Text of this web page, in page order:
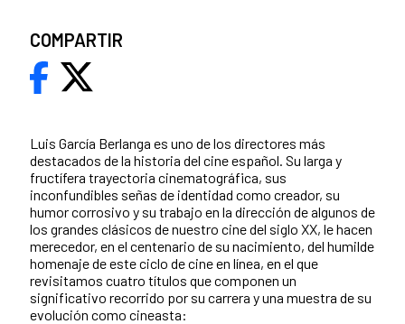
Luis García Berlanga es uno de los directores más
destacados de la historia del cine español. Su larga y
fructífera trayectoria cinematográfica, sus
inconfundibles señas de identidad como creador, su
humor corrosivo y su trabajo en la dirección de algunos de
los grandes clásicos de nuestro cine del siglo XX, le hacen
merecedor, en el centenario de su nacimiento, del humilde
homenaje de este ciclo de cine en línea, en el que
revisitamos cuatro títulos que componen un
significativo recorrido por su carrera y una muestra de su
evolución como cineasta:
COMPARTIR